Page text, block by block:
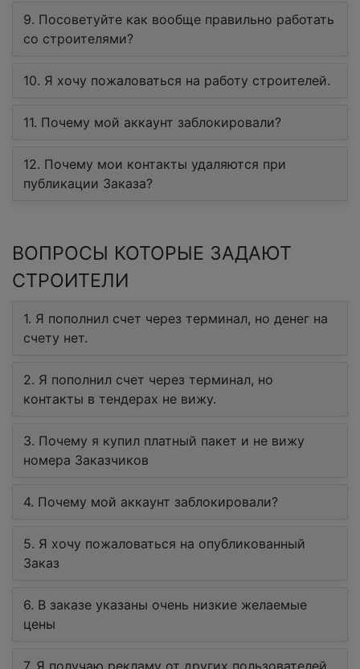
9. Посоветуйте как вообще правильно работать
со строителями?
10. Я хочу пожаловаться на работу строителей.
11. Почему мой аккаунт заблокировали?
12. Почему мои контакты удаляются при
публикации Заказа?
ВОПРОСЫ КОТОРЫЕ ЗАДАЮТ
СТРОИТЕЛИ
1. Я пополнил счет через терминал, но денег на
счету нет.
2. Я пополнил счет через терминал, но
контакты в тендерах не вижу.
3. Почему я купил платный пакет и не вижу
номера Заказчиков
4. Почему мой аккаунт заблокировали?
5. Я хочу пожаловаться на опубликованный
Заказ
6. В заказе указаны очень низкие желаемые
цены
7. Я получаю рекламу от других пользователей